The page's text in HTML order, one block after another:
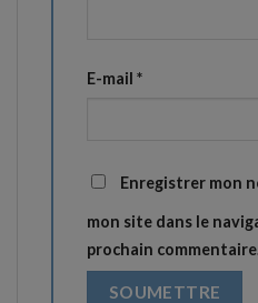
E-mail *
Enregistrer mon
mon site dans le
prochain